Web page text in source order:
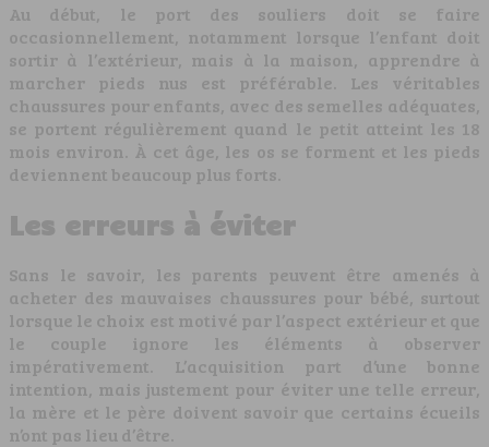
Au début, le port des souliers doit se faire
occasionnellement, notamment lorsque l’enfant doit
sortir à l’extérieur, mais à la maison, apprendre à
marcher pieds nus est préférable. Les véritables
chaussures pour enfants, avec des semelles adéquates,
se portent régulièrement quand le petit atteint les 18
mois environ. À cet âge, les os se forment et les pieds
deviennent beaucoup plus forts.
Les erreurs à éviter
Sans le savoir, les parents peuvent être amenés à
acheter des mauvaises chaussures pour bébé, surtout
lorsque le choix est motivé par l’aspect extérieur et que
le couple ignore les éléments à observer
impérativement. L’acquisition part d’une bonne
intention, mais justement pour éviter une telle erreur,
la mère et le père doivent savoir que certains écueils
n’ont pas lieu d’être.